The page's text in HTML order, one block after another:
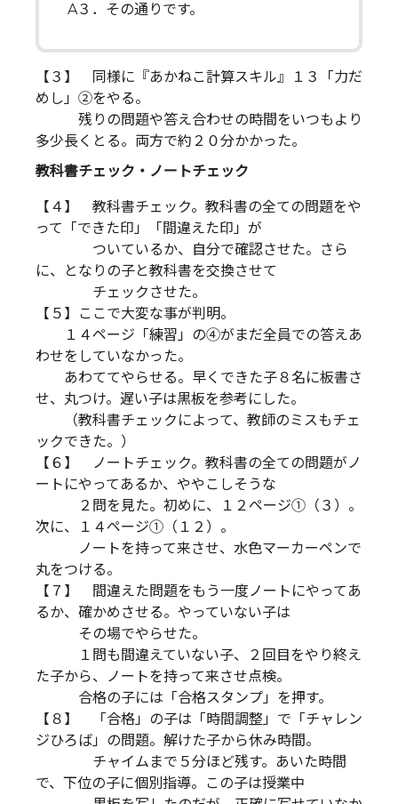
A３．その通りです。
【３】 同様に『あかねこ計算スキル』１３「力だ
めし」②をやる。
残りの問題や答え合わせの時間をいつもより
多少長くとる。両方で約２０分かかった。
教科書チェック・ノートチェック
【４】 教科書チェック。教科書の全ての問題をや
って「できた印」「間違えた印」が
ついているか、自分で確認させた。さら
に、となりの子と教科書を交換させて
チェックさせた。
【５】ここで大変な事が判明。
１４ページ「練習」の④がまだ全員での答えあ
わせをしていなかった。
あわててやらせる。早くできた子８名に板書さ
せ、丸つけ。遅い子は黒板を参考にした。
（教科書チェックによって、教師のミスもチェ
ックできた。）
【６】 ノートチェック。教科書の全ての問題がノ
ートにやってあるか、ややこしそうな
２問を見た。初めに、１２ページ①（３）。
次に、１４ページ①（１２）。
ノートを持って来させ、水色マーカーペンで
丸をつける。
【７】 間違えた問題をもう一度ノートにやってあ
るか、確かめさせる。やっていない子は
その場でやらせた。
１問も間違えていない子、２回目をやり終え
た子から、ノートを持って来させ点検。
合格の子には「合格スタンプ」を押す。
【８】 「合格」の子は「時間調整」で「チャレン
ジひろば」の問題。解けた子から休み時間。
チャイムまで５分ほど残す。あいた時間
で、下位の子に個別指導。この子は授業中